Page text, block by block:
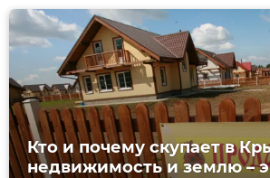
Кто и почему скупает в
недвижимость и землю –